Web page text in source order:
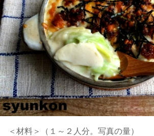
＜材料＞（１～２人分。写真の量）